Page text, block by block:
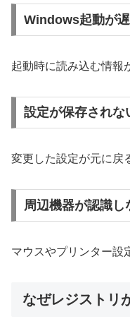
Windows起動が
起動時に読み込む情報
設定が保存されな
変更した設定が元に戻
周辺機器が認識し
マウスやプリンター設
なぜレジストリ